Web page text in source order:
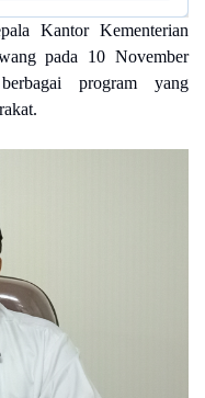
Kantor Kementerian
pada 10 November
program yang